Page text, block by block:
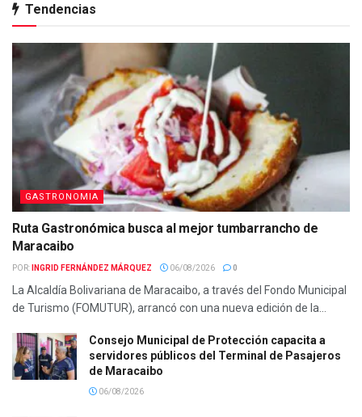
Tendencias
GASTRONOMIA
Ruta Gastronómica busca al mejor tumbarrancho de
Maracaibo
POR: INGRID FERNÁNDEZ MÁRQUEZ 06/08/2026 0
La Alcaldía Bolivariana de Maracaibo, a través del Fondo Municipal
de Turismo (FOMUTUR), arrancó con una nueva edición de la...
Consejo Municipal de Protección capacita a
servidores públicos del Terminal de Pasajeros
de Maracaibo
06/08/2026